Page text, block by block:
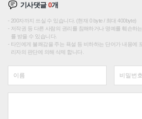
기사댓글0개
200자까지 쓰실 수 있습니다. (현재 0 byte / 최대 400byte)
저작권 등 다른 사람의 권리를 침해하거나 명예를 훼손하
를 받을 수 있습니다.
타인에게 불쾌감을 주는 욕설 등 비하하는 단어가 내용에
리자의 판단에 의해 삭제 합니다.